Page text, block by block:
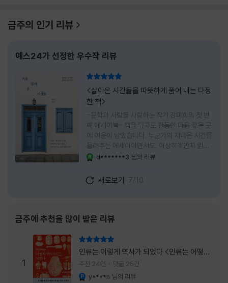
금주의 인기 리뷰
예스24가 선정한 우수작 리뷰
<살아온 시간들을 따뜻하게 품어 내는 다정
한 책>
-문학과 사람을 사랑하는 작가 강미희의 첫 번
째 에세이북- 책을 덮고도 한동안 마음 깊은 곳
에 여운이 남았습니다. 누군가의 지나온 시간을
들려주는 에세이이면서도, 이상하리만치 읽는
사람 자신의 삶을 다시 돌아보게 만드는 책이었
으로 머물지 않고, 각자의 상처와 후회, 다 지나
온 줄 알았던 마음의 결을 가만히 비추는 거울
는다는 것, 대신 지나온 시간 속에서 비로소 알
있고 무너지지 않는 것보다 다시 일어서는 일이
더 중요하다는 사실을 담담하게 보여줍니다. 그
래서 읽는 내내 위로가 과장되지 않았고, 오히
려 그 절제된 진심 덕분에 더 오래 마음에 남았
습니다. 책 곳곳에
d*******3 님의 리뷰
새로보기 7/10
금주에 추천을 많이 받은 리뷰
1
인류는 이렇게 역사가 되었다 <인류는 어떻게
역사가 되었나>
추천 24건 댓글 25건
y****n 님의 리뷰